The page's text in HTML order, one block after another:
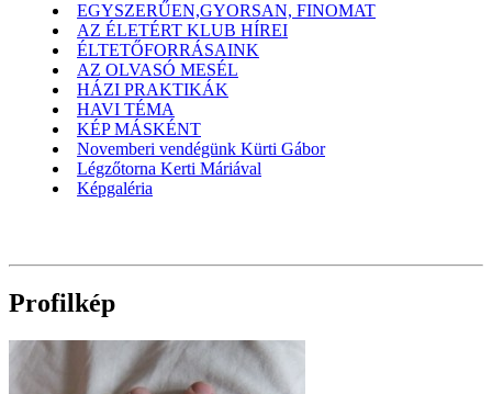
EGYSZERŰEN,GYORSAN, FINOMAT
AZ ÉLETÉRT KLUB HÍREI
ÉLTETŐFORRÁSAINK
AZ OLVASÓ MESÉL
HÁZI PRAKTIKÁK
HAVI TÉMA
KÉP MÁSKÉNT
Novemberi vendégünk Kürti Gábor
Légzőtorna Kerti Máriával
Képgaléria
Profilkép